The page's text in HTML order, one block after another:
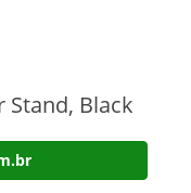
Black